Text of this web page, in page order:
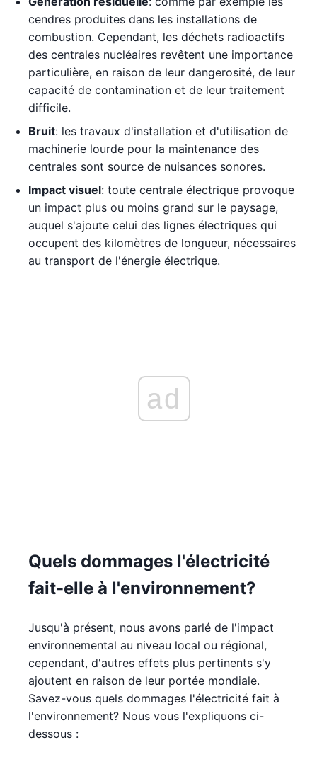
cendres produites dans les installations de
combustion. Cependant, les déchets radioactifs
des centrales nucléaires revêtent une importance
particulière, en raison de leur dangerosité, de leur
capacité de contamination et de leur traitement
difficile.
Bruit: les travaux d'installation et d'utilisation de
machinerie lourde pour la maintenance des
centrales sont source de nuisances sonores.
Impact visuel: toute centrale électrique provoque
un impact plus ou moins grand sur le paysage,
auquel s'ajoute celui des lignes électriques qui
occupent des kilomètres de longueur, nécessaires
au transport de l'énergie électrique.
ad
Quels dommages l'électricité
fait-elle à l'environnement?
Jusqu'à présent, nous avons parlé de l'impact
environnemental au niveau local ou régional,
cependant, d'autres effets plus pertinents s'y
ajoutent en raison de leur portée mondiale.
Savez-vous quels dommages l'électricité fait à
l'environnement? Nous vous l'expliquons ci-
dessous :